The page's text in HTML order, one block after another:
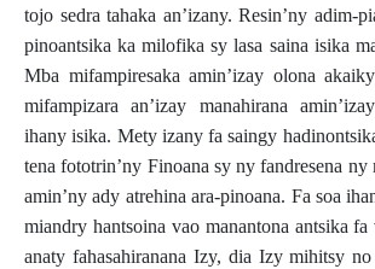
tojo sedra tahaka an’izany. Resin’ny adim-
pinoantsika ka milofika sy lasa saina isika
Mba mifampiresaka amin’izay olona
mifampizara an’izay manahirana
ihany isika. Mety izany fa saingy
tena fototrin’ny Finoana sy ny fandresena ny
amin’ny ady atrehina ara-pinoana. Fa soa
miandry hantsoina vao manantona antsika fa
anaty fahasahiranana Izy, dia Izy mihitsy